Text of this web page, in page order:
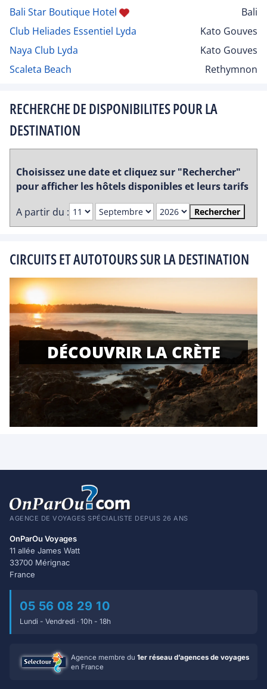
Bali Star Boutique Hotel
Bali
Club Heliades Essentiel Lyda
Kato Gouves
Naya Club Lyda
Kato Gouves
Scaleta Beach
Rethymnon
RECHERCHE DE DISPONIBILITES POUR LA
DESTINATION
Choisissez une date et cliquez sur "Rechercher"
pour afficher les hôtels disponibles et leurs tarifs
A partir du :
Rechercher
CIRCUITS ET AUTOTOURS SUR LA DESTINATION
DÉCOUVRIR LA CRÈTE
AGENCE DE VOYAGES SPÉCIALISTE DEPUIS 26 ANS
OnParOu Voyages
11 allée James Watt
33700 Mérignac
France
05 56 08 29 10
Lundi - Vendredi · 10h - 18h
Agence membre du 1er réseau d’agences de voyages
en France